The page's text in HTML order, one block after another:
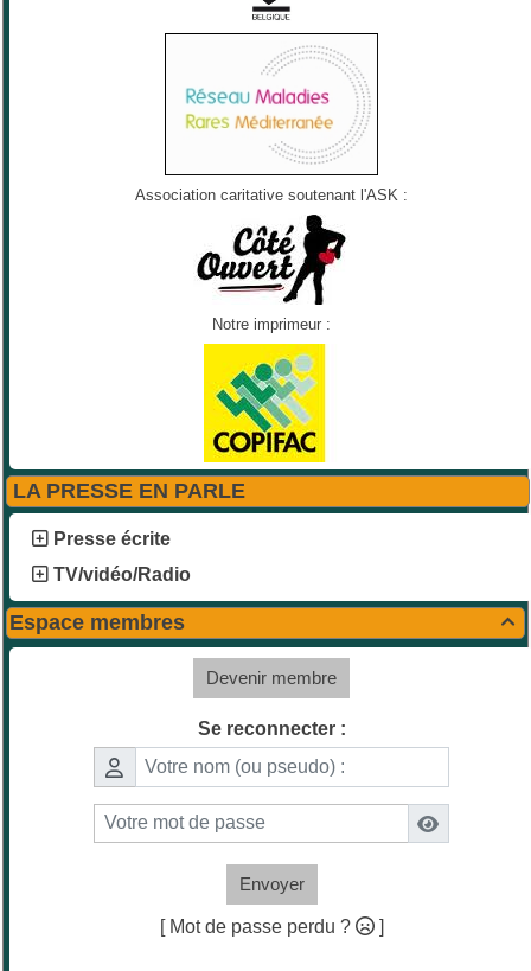
Association caritative soutenant l'ASK :
Notre imprimeur :
LA PRESSE EN PARLE
Presse écrite
TV/vidéo/Radio

Espace membres
Devenir membre
Se reconnecter :
Envoyer
[ Mot de passe perdu ? ]